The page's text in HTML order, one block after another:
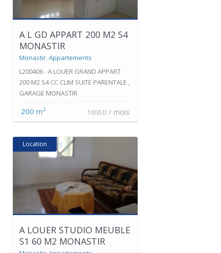
A L GD APPART 200 M2 S4
MONASTIR
Monastir,Appartements
L200406 - A LOUER GRAND APPART
200 M2 S4 CC CLIM SUITE PARENTALE ,
GARAGE MONASTIR
200 m2 1000 D / mois
Location
A LOUER STUDIO MEUBLE
S1 60 M2 MONASTIR